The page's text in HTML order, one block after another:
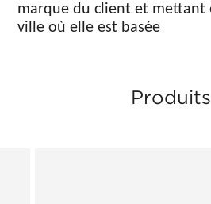
marque du client et mettant
ville où elle est basée